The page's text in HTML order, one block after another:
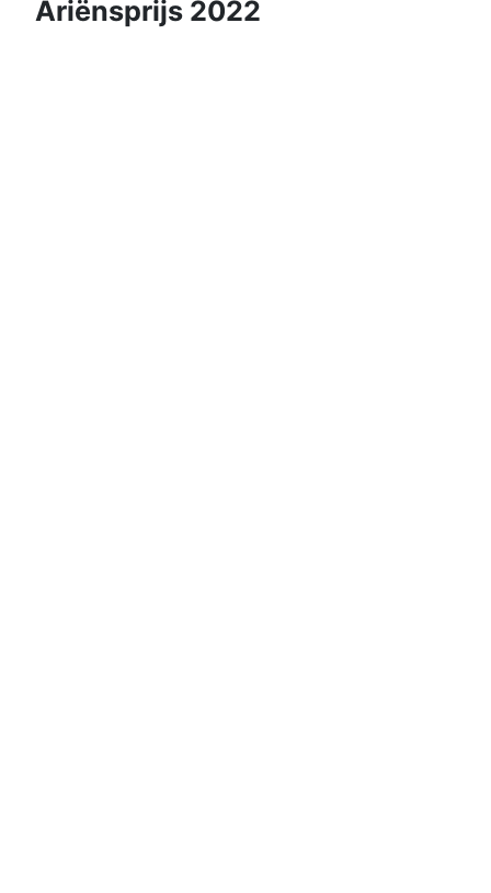
Ariënsprijs 2022